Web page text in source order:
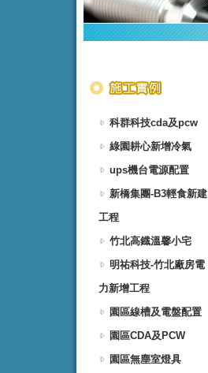
科群科技cda及pcw
綠園耕心新增冷氣
ups機台電源配置
新橋集團-B3輕食新建
工程
竹北高鐡溫馨小宅
明祐科技-竹北廠房電
力新增工程
園區線槽及電盤配置
園區CDA及PCW
園區無塵室燈具